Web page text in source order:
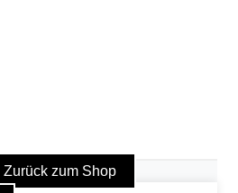
Zurück zum Shop